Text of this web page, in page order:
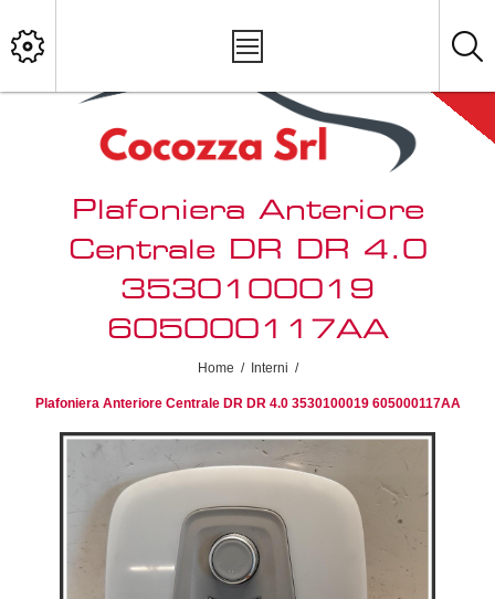
Plafoniera Anteriore
Centrale DR DR 4.0
3530100019
605000117AA
Home / Interni /
Plafoniera Anteriore Centrale DR DR 4.0 3530100019 605000117AA